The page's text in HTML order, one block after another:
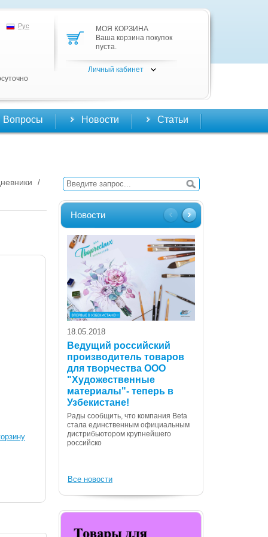
Рус
МОЯ КОРЗИНА
Ваша корзина покупок
пуста.
Личный кабинет
Вопросы Новости Статьи
/
Новости
18.05.2018
Ведущий российский
производитель товаров
для творчества ООО
"Художественные
материалы"- теперь в
Узбекистане!
Рады сообщить, что компания Beta
стала единственным официальным
дистрибьютором крупнейшего
российско
Все новости